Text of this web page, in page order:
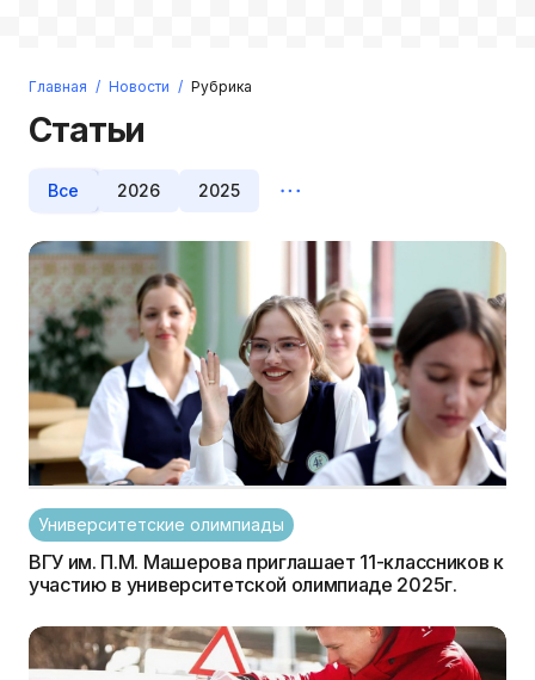
Войти
Главная / Новости / Рубрика
Статьи
Все 2026 2025
Университетские олимпиады
ВГУ им. П.М. Машерова приглашает 11-классников к
участию в университетской олимпиаде 2025г.